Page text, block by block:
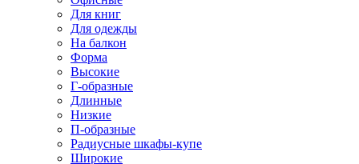
Для книг
Для одежды
На балкон
Форма
Высокие
Г-образные
Длинные
Низкие
П-образные
Радиусные шкафы-купе
Широкие